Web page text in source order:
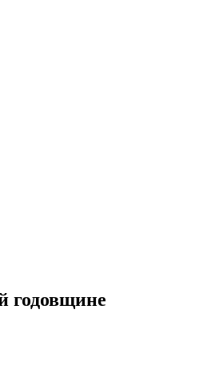
годовщине